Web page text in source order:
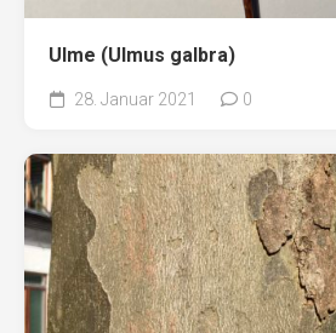
Ulme (Ulmus galbra)
28. Januar 2021 0